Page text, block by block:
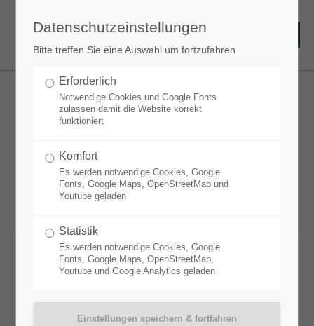
Standort:
Datenschutzeinstellungen
Bitte treffen Sie eine Auswahl um fortzufahren
Erforderlich
Notwendige Cookies und Google Fonts
zulassen damit die Website korrekt
funktioniert
Komfort
Es werden notwendige Cookies, Google
Fonts, Google Maps, OpenStreetMap und
Youtube geladen
Statistik
Es werden notwendige Cookies, Google
Fonts, Google Maps, OpenStreetMap,
Youtube und Google Analytics geladen